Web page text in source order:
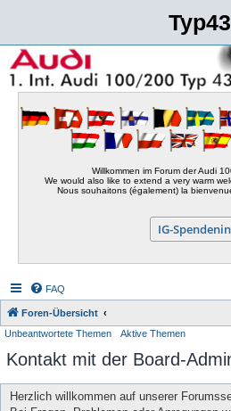
Typ43
Willkommen im Forum der Audi
We would also like to extend a very warm
Nous souhaitons (également) la
IG-
FAQ
Foren-Übersicht
Unbeantwortete Themen Aktive Themen
Kontakt mit der Board-
Herzlich willkommen auf unserer